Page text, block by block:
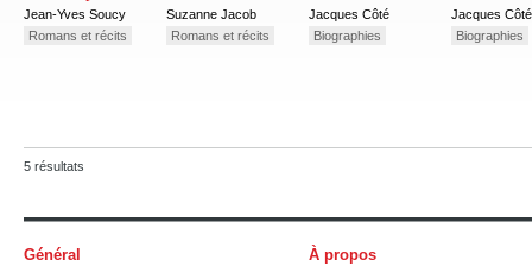
Jean-Yves Soucy
Romans et récits
Suzanne Jacob
Romans et récits
Jacques Côté
Biographies
Jacques Côté
Biographies
5 résultats
Général À propos